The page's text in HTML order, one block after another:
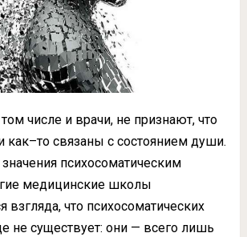
числе и врачи, не признают, что
как–то связаны с состоянием души.
психосоматическим
медицинские школы
что психосоматических
не существует: они — всего лишь